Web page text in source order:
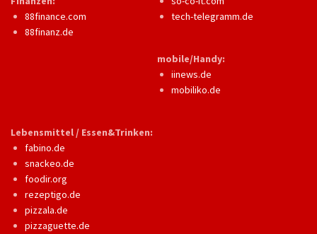
88finance.com
88finanz.de
tech-telegramm.de
mobile/Handy:
iinews.de
mobiliko.de
Lebensmittel / Essen&Trinken:
fabino.de
snackeo.de
foodir.org
rezeptigo.de
pizzala.de
pizzaguette.de